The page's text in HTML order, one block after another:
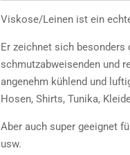
Viskose/Leinen ist ein
Er zeichnet sich
schmutzabweisenden und
angenehm kühlend und
Hosen, Shirts, Tunika,
Aber auch super geeignet
usw.